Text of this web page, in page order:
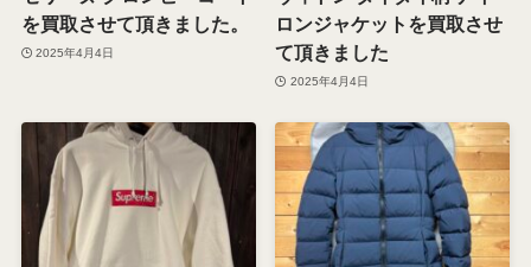
を買取させて頂きました。
2025年4月4日
ロンジャケットを買取させ
て頂きました
2025年4月4日